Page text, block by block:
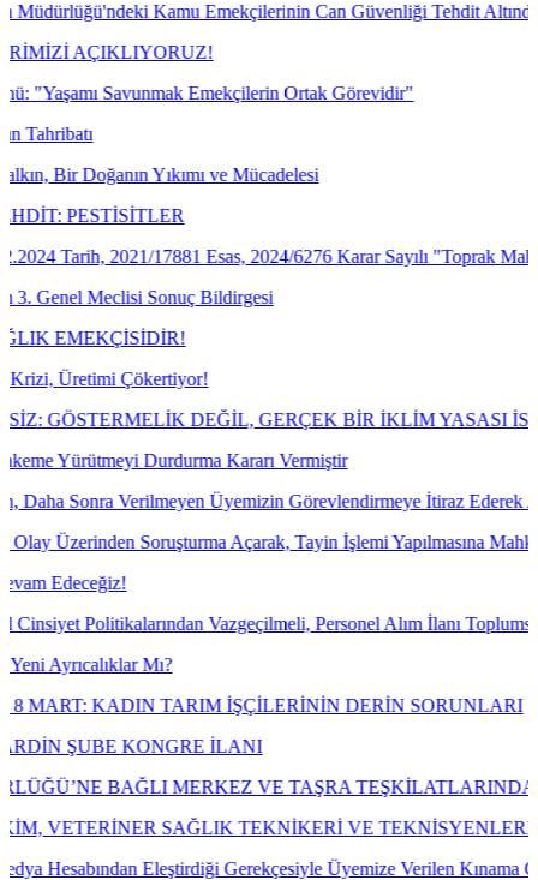
Kamu Emekçilerinin Can Güvenliği Tehdit Altında!
Savunmak Emekçilerin Ortak Görevidir"
Yıkımı ve Mücadelesi
2021/17881 Esas, 2024/6276 Karar Sayılı "Toprak Mahsulleri
Meclisi Sonuç Bildirgesi
Çökertiyor!
DEĞİL, GERÇEK BİR İKLİM YASASI
Durdurma Kararı Vermiştir
Verilmeyen Üyemizin Görevlendirmeye İtiraz Ederek Açılan
Soruşturma Açarak, Tayin İşlemi Yapılmasına Mahkeme
Vazgeçilmeli, Personel Alım İlanı Toplumsal Cinsiyet
Mı?
KADIN TARIM İŞÇİLERİNİN DERİN SORUNLARI
KONGRE İLANI
BAĞLI MERKEZ VE TAŞRA TEŞKİLATLARINDA
SAĞLIK TEKNİKERİ VE TEKNİSYENLERİN
Eleştirdiği Gerekçesiyle Üyemize Verilen Kınama Cezasının